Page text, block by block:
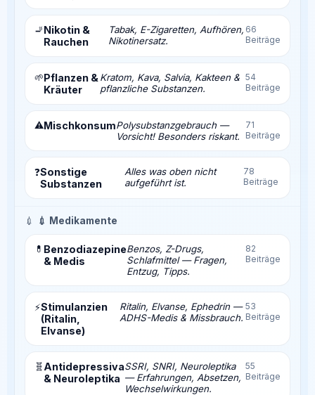
🚬Nikotin &
Rauchen
Tabak, E-Zigaretten, Aufhören,
Nikotinersatz.
66
Beiträge
🌱Pflanzen &
Kräuter
Kratom, Kava, Salvia, Kakteen &
pflanzliche Substanzen.
54
Beiträge
⚠️MischkonsumPolysubstanzgebrauch —
Vorsicht! Besonders riskant.
71
Beiträge
❓Sonstige
Substanzen
Alles was oben nicht
aufgeführt ist.
78
Beiträge
💉 💉 Medikamente
💊 Benzodiazepine
& Medis
Benzos, Z-Drugs,
Schlafmittel — Fragen,
Entzug, Tipps.
82
Beiträge
⚡Stimulanzien
(Ritalin,
Elvanse)
Ritalin, Elvanse, Ephedrin —
ADHS-Medis & Missbrauch.
53
Beiträge
🧬 Antidepressiva
& Neuroleptika
SSRI, SNRI, Neuroleptika
— Erfahrungen, Absetzen,
Wechselwirkungen.
55
Beiträge